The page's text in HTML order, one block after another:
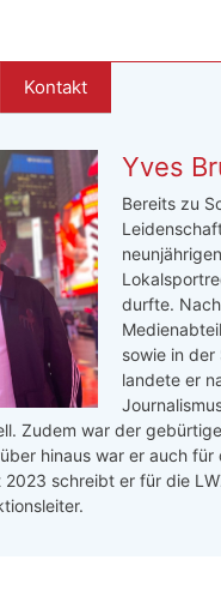
Kontakt
Yves
Bereits zu
durfte.
sowie in
landete er
Zudem war der
hinaus war er auch
2023 schreibt er für die